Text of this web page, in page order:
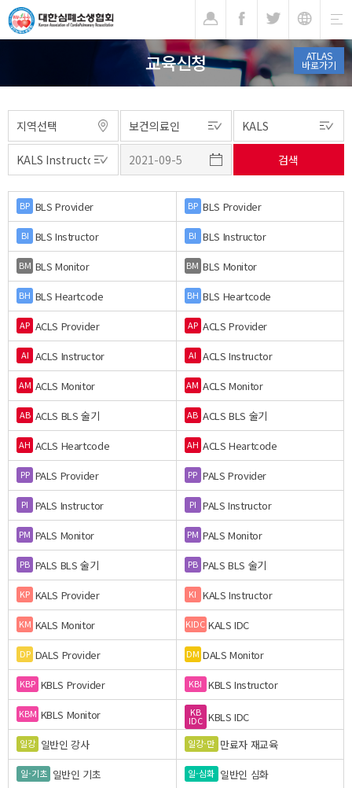
ATLAS
바로가기
교육신청
BP BLS Provider BP BLS Provider
BI BLS Instructor BI BLS Instructor
BM BLS Monitor BM BLS Monitor
BH BLS Heartcode BH BLS Heartcode
AP ACLS Provider AP ACLS Provider
AI ACLS Instructor AI ACLS Instructor
AM ACLS Monitor AM ACLS Monitor
AB ACLS BLS 술기 AB ACLS BLS 술기
AH ACLS Heartcode AH ACLS Heartcode
PP PALS Provider PP PALS Provider
PI PALS Instructor PI PALS Instructor
PM PALS Monitor PM PALS Monitor
PB PALS BLS 술기 PB PALS BLS 술기
KP KALS Provider KI KALS Instructor
KM KALS Monitor KIDC KALS IDC
DP DALS Provider DM DALS Monitor
KBP KBLS Provider KBI KBLS Instructor
KBM KBLS Monitor KB
IDC KBLS IDC
일강 일반인 강사 일강-만 만료자 재교육
일-기초 일반인 기초 일-심화 일반인 심화